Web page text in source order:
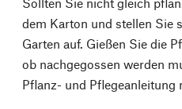
dem Karton und stellen Sie
Garten auf. Gießen Sie die
ob nachgegossen werden
Pflanz- und